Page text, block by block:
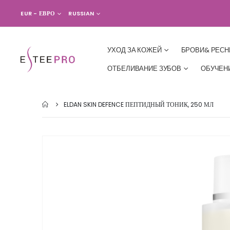
ВАЛЮТА
EUR - ЕВРО ЯЗЫК
RUSSIAN
УХОД ЗА КОЖЕЙ БРОВИ&
ОТБЕЛИВАНИЕ ЗУБОВ
ELDAN SKIN DEFENCE ПЕПТИДНЫЙ ТОНИК, 250 МЛ